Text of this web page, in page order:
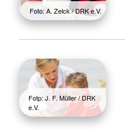
Foto: A. Zelck / DRK e.V.
Fotp: J. F. Müller / DRK
e.V.